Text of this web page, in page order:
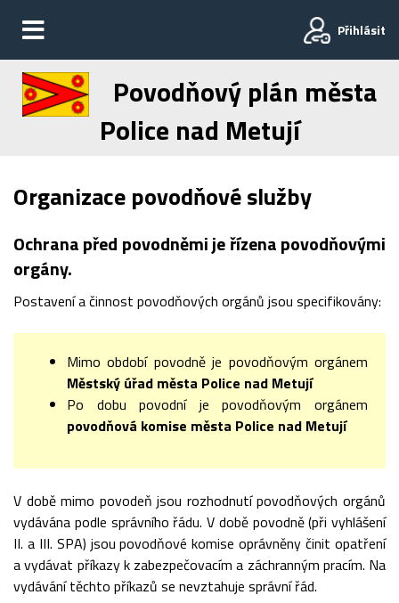
Přihlásit
Povodňový plán města
Police nad Metují
Organizace povodňové služby
Ochrana před povodněmi je řízena povodňovými
orgány.
Postavení a činnost povodňových orgánů jsou specifikovány:
Mimo období povodně je povodňovým orgánem
Městský úřad města Police nad Metují
Po dobu povodní je povodňovým orgánem
povodňová komise města Police nad Metují
V době mimo povodeň jsou rozhodnutí povodňových orgánů
vydávána podle správního řádu. V době povodně (při vyhlášení
II. a III. SPA) jsou povodňové komise oprávněny činit opatření
a vydávat příkazy k zabezpečovacím a záchranným pracím. Na
vydávání těchto příkazů se nevztahuje správní řád.